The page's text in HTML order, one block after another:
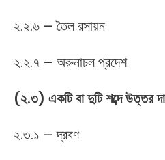
২.২.৬ – তৈল রসায়ন
২.২.৭ – অরুনাচল প্রদেশ
(২.৩) একটি বা দুটি শব্দে উত্তর
২.৩.১ – দ্রবণ